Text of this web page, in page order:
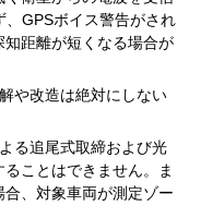
、GPSボイス警告がされ
距離が短くなる場合が
や改造は絶対にしない
る追尾式取締および光
ことはできません。ま
、対象車両が測定ゾー